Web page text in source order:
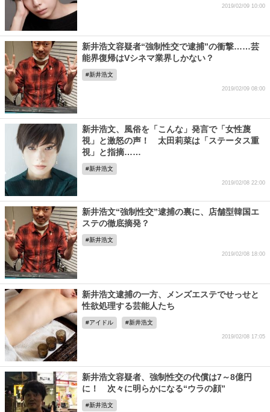
2019/02/09 10:00
新井浩文容疑者“強制性交で逮捕”の衝撃……芸
能界復帰はVシネマ業界しかない？
新井浩文
2019/02/09 08:00
新井浩文、風俗を「こんな」発言で「女性蔑
視」と激怒の声！ 太田莉菜は「ステータス重
視」と指摘……
新井浩文
2019/02/08 22:00
新井浩文“強制性交”逮捕の裏に、店舗型韓国エ
ステの徹底摘発？
新井浩文
2019/02/08 18:00
新井浩文逮捕の一方、メンズエステでせっせと
性欲処理する芸能人たち
アイドル 新井浩文
2019/02/08 17:05
新井浩文容疑者、強制性交の代償は7～8億円
に！ 次々に明らかになる“ウラの顔”
新井浩文